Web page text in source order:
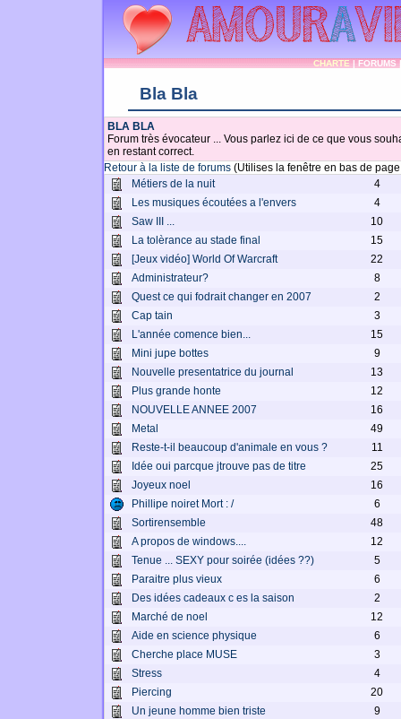
CHARTE|FORUMS
Bla Bla
BLA BLA
Forum très évocateur ... Vous parlez ici de ce que vous
en restant correct.
Retour à la liste de forums (Utilises la fenêtre en bas de
Métiers de la nuit
4
Les musiques écoutées a l'envers
4
Saw III ...
10
La tolèrance au stade final
15
[Jeux vidéo] World Of Warcraft
22
Administrateur?
8
Quest ce qui fodrait changer en 2007
2
Cap tain
3
L'année comence bien...
15
Mini jupe bottes
9
Nouvelle presentatrice du journal
13
Plus grande honte
12
NOUVELLE ANNEE 2007
16
Metal
49
Reste-t-il beaucoup d'animale en vous ?
11
Idée oui parcque jtrouve pas de titre
25
Joyeux noel
16
Phillipe noiret Mort : /
6
Sortirensemble
48
A propos de windows....
12
Tenue ... SEXY pour soirée (idées ??)
5
Paraitre plus vieux
6
Des idées cadeaux c es la saison
2
Marché de noel
12
Aide en science physique
6
Cherche place MUSE
3
Stress
4
Piercing
20
Un jeune homme bien triste
9